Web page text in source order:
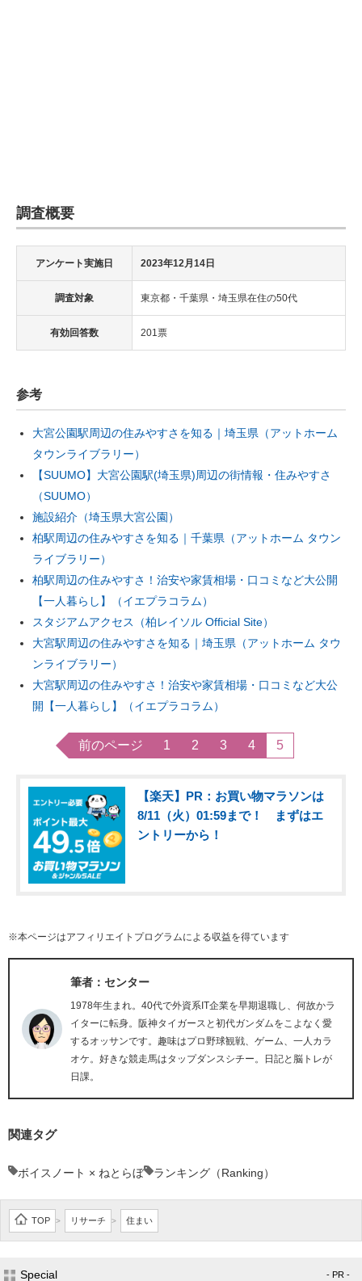
調査概要
アンケート実施日 2023年12月14日
調査対象 東京都・千葉県・埼玉県在住の50代
有効回答数 201票
参考
大宮公園駅周辺の住みやすさを知る｜埼玉県（アットホーム
タウンライブラリー）
【SUUMO】大宮公園駅(埼玉県)周辺の街情報・住みやすさ
（SUUMO）
施設紹介（埼玉県大宮公園）
柏駅周辺の住みやすさを知る｜千葉県（アットホーム タウン
ライブラリー）
柏駅周辺の住みやすさ！治安や家賃相場・口コミなど大公開
【一人暮らし】（イエプラコラム）
スタジアムアクセス（柏レイソル Official Site）
大宮駅周辺の住みやすさを知る｜埼玉県（アットホーム タウ
ンライブラリー）
大宮駅周辺の住みやすさ！治安や家賃相場・口コミなど大公
開【一人暮らし】（イエプラコラム）
前のページ 1 2 3 4 5
【楽天】PR：お買い物マラソンは
8/11（火）01:59まで！ まずはエ
ントリーから！
※本ページはアフィリエイトプログラムによる収益を得ています
筆者：センター
1978年生まれ。40代で外資系IT企業を早期退職し、何故かラ
イターに転身。阪神タイガースと初代ガンダムをこよなく愛
するオッサンです。趣味はプロ野球観戦、ゲーム、一人カラ
オケ。好きな競走馬はタップダンスシチー。日記と脳トレが
日課。
関連タグ
ボイスノート × ねとらぼ ランキング（Ranking）
TOP > リサーチ > 住まい
Special - PR -